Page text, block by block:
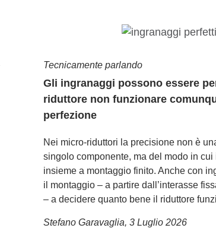
Tecnicamente parlando
Gli ingranaggi possono essere
riduttore non funzionare
perfezione
Nei micro-riduttori la precisione non è
singolo componente, ma del modo in
insieme a montaggio finito. Anche con
il montaggio – a partire dall’interasse
– a decidere quanto bene il riduttore
Stefano Garavaglia, 3 Luglio 2026